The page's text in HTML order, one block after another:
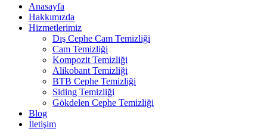
Anasayfa
Hakkımızda
Hizmetlerimiz
Dış Cephe Cam Temizliği
Cam Temizliği
Kompozit Temizliği
Alikobant Temizliği
BTB Cephe Temizliği
Siding Temizliği
Gökdelen Cephe Temizliği
Blog
İletişim